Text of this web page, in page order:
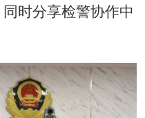
时分享检警协作中